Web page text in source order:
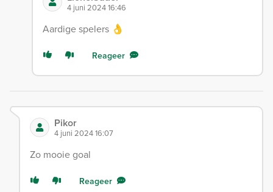
4 juni 2024 16:46
Aardige spelers 👌
Reageer
Pikor
4 juni 2024 16:07
Zo mooie goal
Reageer